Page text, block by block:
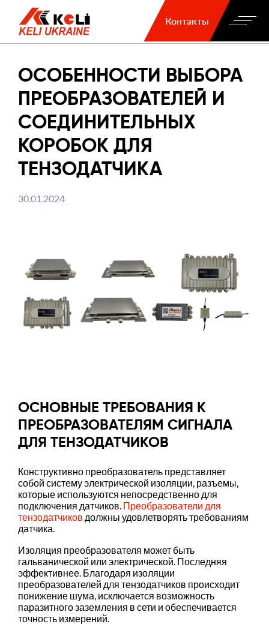
ОСОБЕННОСТИ ВЫБОРА
ПРЕОБРАЗОВАТЕЛЕЙ И
СОЕДИНИТЕЛЬНЫХ
КОРОБОК ДЛЯ
ТЕНЗОДАТЧИКА
30.01.2024
ОСНОВНЫЕ ТРЕБОВАНИЯ К
ПРЕОБРАЗОВАТЕЛЯМ СИГНАЛА
ДЛЯ ТЕНЗОДАТЧИКОВ
Конструктивно преобразователь представляет
собой систему электрической изоляции, разъемы,
которые используются непосредственно для
подключения датчиков. Преобразователи для
тензодатчиков должны удовлетворять требованиям
датчика.
Изоляция преобразователя может быть
гальванической или электрической. Последняя
эффективнее. Благодаря изоляции
преобразователей для тензодатчиков происходит
понижение шума, исключается возможность
паразитного заземления в сети и обеспечивается
точность измерений.
Контакты